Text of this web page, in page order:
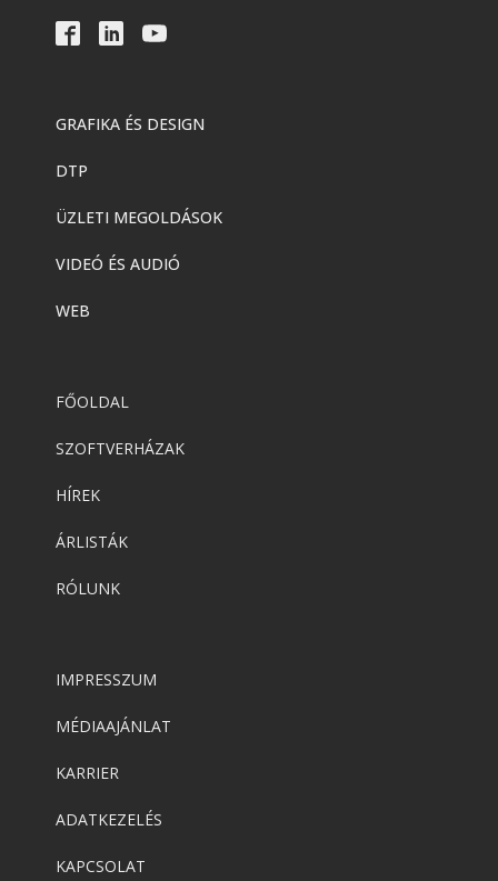
GRAFIKA ÉS DESIGN
DTP
ÜZLETI MEGOLDÁSOK
VIDEÓ ÉS AUDIÓ
WEB
FŐOLDAL
SZOFTVERHÁZAK
HÍREK
ÁRLISTÁK
RÓLUNK
IMPRESSZUM
MÉDIAAJÁNLAT
KARRIER
ADATKEZELÉS
KAPCSOLAT